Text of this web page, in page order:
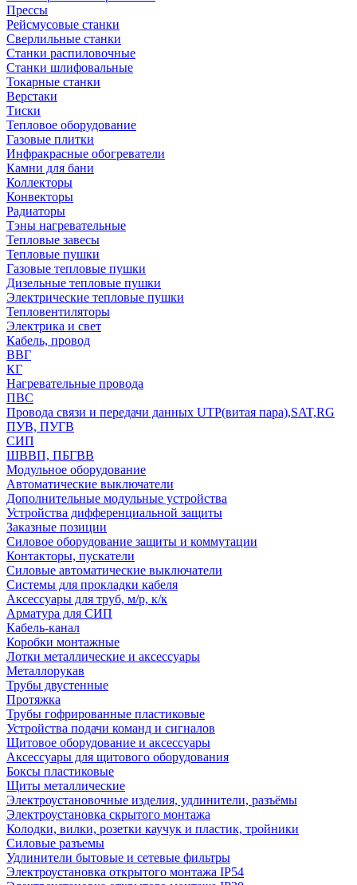
Прессы
Рейсмусовые станки
Сверлильные станки
Станки распиловочные
Станки шлифовальные
Токарные станки
Верстаки
Тиски
Тепловое оборудование
Газовые плитки
Инфракрасные обогреватели
Камни для бани
Коллекторы
Конвекторы
Радиаторы
Тэны нагревательные
Тепловые завесы
Тепловые пушки
Газовые тепловые пушки
Дизельные тепловые пушки
Электрические тепловые пушки
Тепловентиляторы
Электрика и свет
Кабель, провод
ВВГ
КГ
Нагревательные провода
ПВС
Провода связи и передачи данных UTP(витая пара),SAT,RG
ПУВ, ПУГВ
СИП
ШВВП, ПБГВВ
Модульное оборудование
Автоматические выключатели
Дополнительные модульные устройства
Устройства дифференциальной защиты
Заказные позиции
Силовое оборудование защиты и коммутации
Контакторы, пускатели
Силовые автоматические выключатели
Системы для прокладки кабеля
Аксессуары для труб, м/р, к/к
Арматура для СИП
Кабель-канал
Коробки монтажные
Лотки металлические и аксессуары
Металлорукав
Трубы двустенные
Протяжка
Трубы гофрированные пластиковые
Устройства подачи команд и сигналов
Щитовое оборудование и аксессуары
Аксессуары для щитового оборудования
Боксы пластиковые
Щиты металлические
Электроустановочные изделия, удлинители, разъёмы
Электроустановка скрытого монтажа
Колодки, вилки, розетки каучук и пластик, тройники
Силовые разъемы
Удлинители бытовые и сетевые фильтры
Электроустановка открытого монтажа IP54